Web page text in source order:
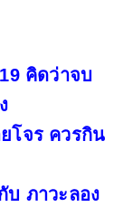
คิดว่าจบ
โจร ควรกิน
บ ภาวะลอง